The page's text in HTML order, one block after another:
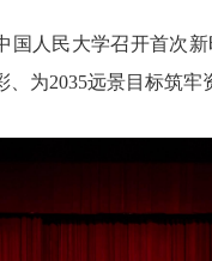
国人民大学召开首次
为2035远景目标筑牢